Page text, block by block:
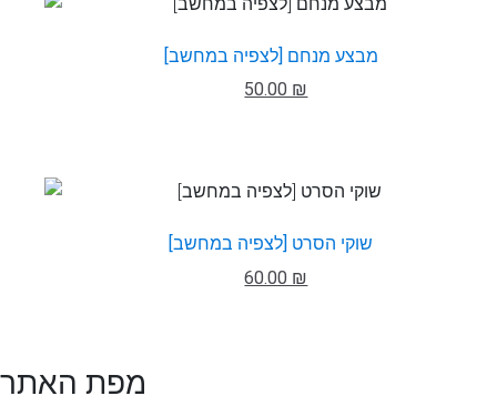
מבצע מנחם [לצפיה במחשב]
50.00 ₪
שוקי הסרט [לצפיה במחשב]
60.00 ₪
מפת האתר